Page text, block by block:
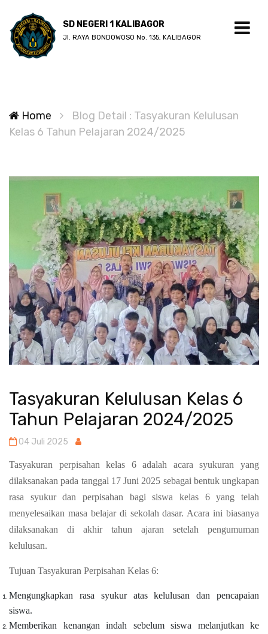
SD NEGERI 1 KALIBAGOR
Jl. RAYA BONDOWOSO No. 135, KALIBAGOR
Home
Blog Detail : Tasyakuran Kelulusan
Kelas 6 Tahun Pelajaran 2024/2025
Tasyakuran Kelulusan Kelas 6
Tahun Pelajaran 2024/2025
04 Juli 2025
Tasyakuran perpisahan kelas 6 adalah acara syukuran yang
dilaksanakan pada tanggal 17 Juni 2025 sebagai bentuk ungkapan
rasa syukur dan perpisahan bagi siswa kelas 6 yang telah
menyelesaikan masa belajar di sekolah dasar. Acara ini biasanya
dilaksanakan di akhir tahun ajaran setelah pengumuman
kelulusan.
Tujuan Tasyakuran Perpisahan Kelas 6:
Mengungkapkan rasa syukur atas kelulusan dan pencapaian
siswa.
Memberikan kenangan indah sebelum siswa melanjutkan ke